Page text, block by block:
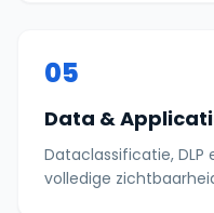
05
Data &
Dataclassificatie, DLP
volledige